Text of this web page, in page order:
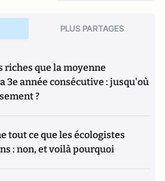
PLUS PARTAGES
riches que la moyenne
3e année consécutive : jusqu'où
?
tout ce que les écologistes
: non, et voilà pourquoi